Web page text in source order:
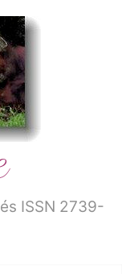
ISSN 2739-